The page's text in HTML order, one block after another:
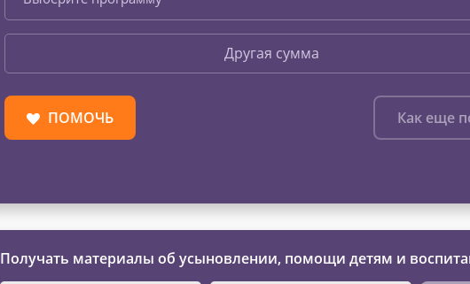
Другая сумма
ПОМОЧЬ Как еще
Получать материалы об усыновлении, помощи детям и